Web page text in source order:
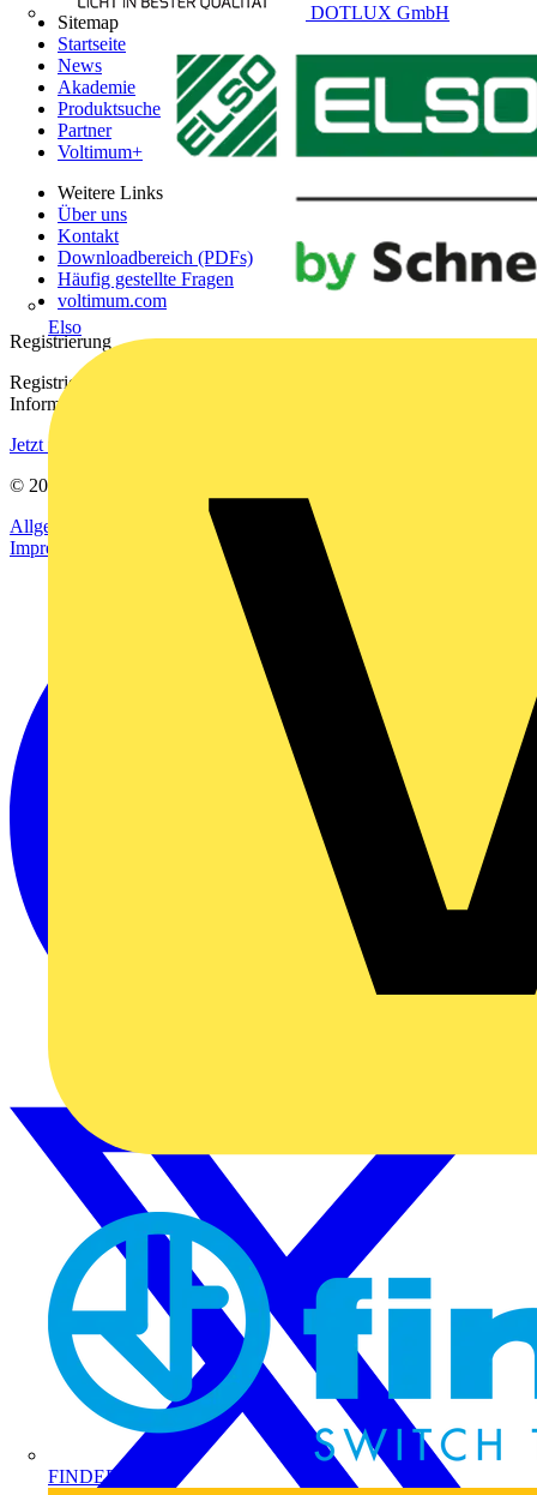
DOTLUX GmbH
Elso
FINDER
Sitemap
Startseite
News
Akademie
Produktsuche
Partner
Voltimum+
Weitere Links
Über uns
Kontakt
Downloadbereich (PDFs)
Häufig gestellte Fragen
voltimum.com
Registrierung
Registrieren Sie sich kostenlos und erhalten Sie stets aktuelle
Informationen aus der Elektroindustrie.
Jetzt registrieren
© 2002-
Allgemeine Geschäftsbedingungen
Datenschutzerklärung
Impressum